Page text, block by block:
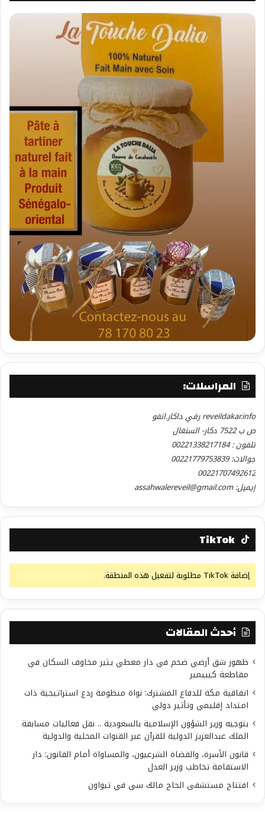
المراسلات:
reveildakar.info رفي داكار.انفو
ص ب 7522 دكار- السنغال
تلفون : 00221338217184
جوالات: 00221779753839
00221707492612
إيميل: assahwalereveil@gmail.com
TikTok
إضافة TikTok مطلوبة لتفعيل هذه المنطقة.
أحدث المقالات
ظهور شق أرضي ضخم في دار معطي يثير مخاوف السكان في
مقاطعة كيبيمير
اتفاقية مكة للدفاع المشترك: نواة منظومة ردع استراتيجية ذات
امتداد إقليمي وتأثير دولي
بتوجيه وزير الشؤون الإسلامية بالسعودية .. نقل فعاليات مسابقة
الملك عبدالعزيز الدولية للقرآن عبر القنوات المحلية والدولية
قانون الأسرة، والقضاة الشرعيون، والمساواة أمام القانون: دار
الاستقامة تخاطب وزير العدل
افتتاح مستشفى الحاج مالك سي في تيواون